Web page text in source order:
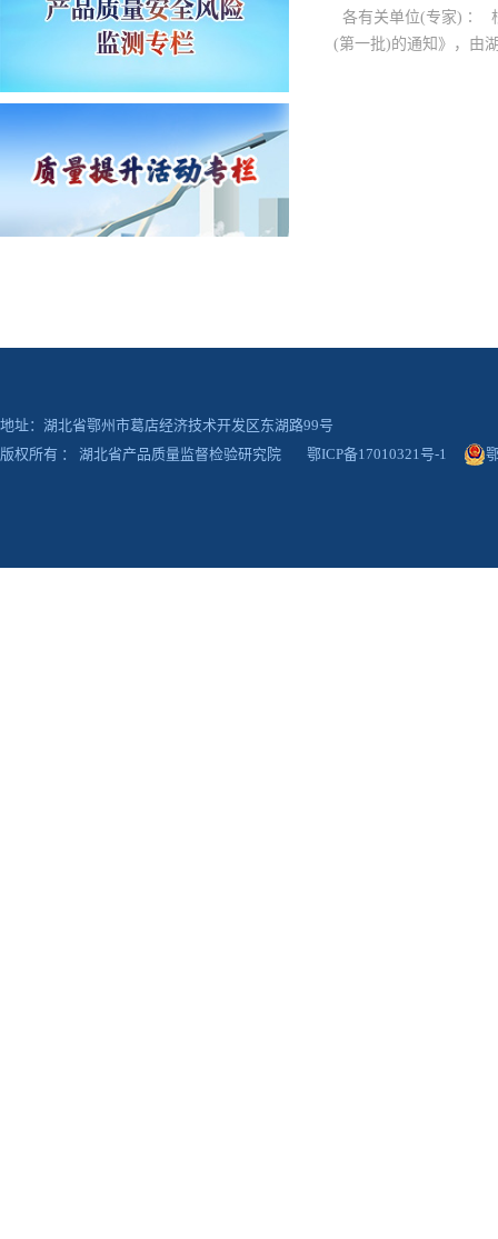
各有关单位(专家)∶
(第一批)的通知》，由
地址：湖北省鄂州市葛店经济技术开发区东湖路99号
版权所有 ： 湖北省产品质量监督检验研究院
鄂ICP备17010321号-1